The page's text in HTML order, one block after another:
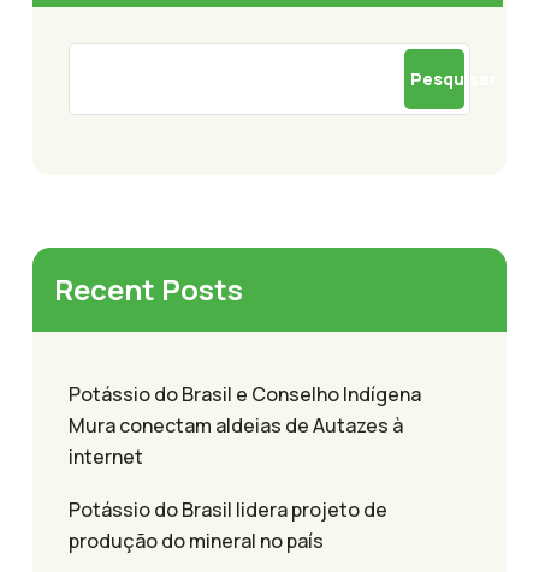
Pesquisar
Recent Posts
Potássio do Brasil e Conselho Indígena
Mura conectam aldeias de Autazes à
internet
Potássio do Brasil lidera projeto de
produção do mineral no país